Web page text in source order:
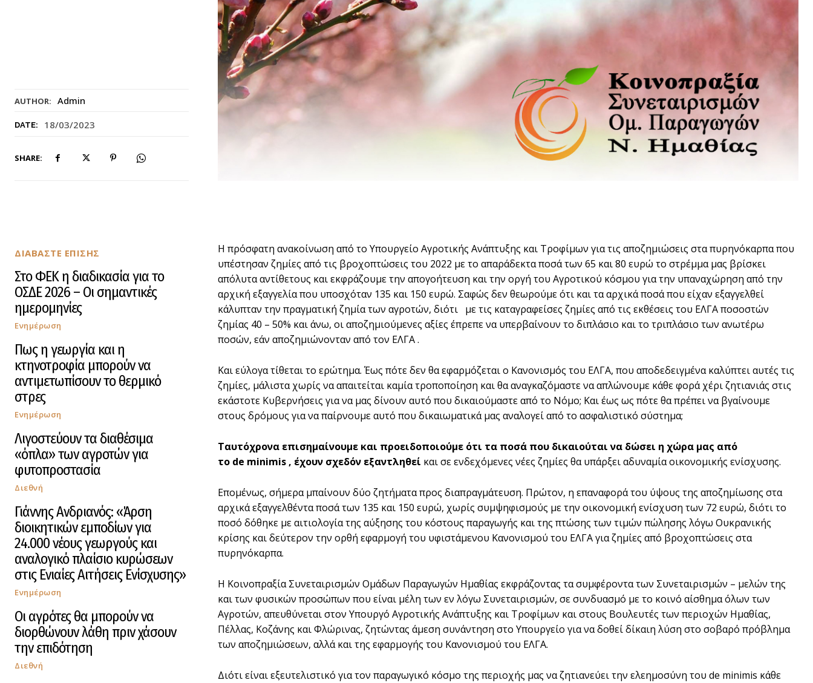
AUTHOR: Admin
DATE: 18/03/2023
SHARE:
ΔΙΑΒΑΣΤΕ ΕΠΙΣΗΣ
Στο ΦΕΚ η διαδικασία για το
ΟΣΔΕ 2026 – Οι σημαντικές
ημερομηνίες
Ενημέρωση
Πως η γεωργία και η
κτηνοτροφία μπορούν να
αντιμετωπίσουν το θερμικό
στρες
Ενημέρωση
Λιγοστεύουν τα διαθέσιμα
«όπλα» των αγροτών για
φυτοπροστασία
Διεθνή
Γιάννης Ανδριανός: «Άρση
διοικητικών εμποδίων για
24.000 νέους γεωργούς και
αναλογικό πλαίσιο κυρώσεων
στις Ενιαίες Αιτήσεις Ενίσχυσης»
Ενημέρωση
Οι αγρότες θα μπορούν να
διορθώνουν λάθη πριν χάσουν
την επιδότηση
Διεθνή
Η πρόσφατη ανακοίνωση από το Υπουργείο Αγροτικής Ανάπτυξης και Τροφίμων για τις αποζημιώσεις στα πυρηνόκαρπα που
υπέστησαν ζημίες από τις βροχοπτώσεις του 2022 με το απαράδεκτα ποσά των 65 και 80 ευρώ το στρέμμα μας βρίσκει
απόλυτα αντίθετους και εκφράζουμε την απογοήτευση και την οργή του Αγροτικού κόσμου για την υπαναχώρηση από την
αρχική εξαγγελία που υποσχόταν 135 και 150 ευρώ. Σαφώς δεν θεωρούμε ότι και τα αρχικά ποσά που είχαν εξαγγελθεί
κάλυπταν την πραγματική ζημία των αγροτών, διότι με τις καταγραφείσες ζημίες από τις εκθέσεις του ΕΛΓΑ ποσοστών
ζημίας 40 – 50% και άνω, οι αποζημιούμενες αξίες έπρεπε να υπερβαίνουν το διπλάσιο και το τριπλάσιο των ανωτέρω
ποσών, εάν αποζημιώνονταν από τον ΕΛΓΑ .
Και εύλογα τίθεται το ερώτημα. Έως πότε δεν θα εφαρμόζεται ο Κανονισμός του ΕΛΓΑ, που αποδεδειγμένα καλύπτει αυτές τις
ζημίες, μάλιστα χωρίς να απαιτείται καμία τροποποίηση και θα αναγκαζόμαστε να απλώνουμε κάθε φορά χέρι ζητιανιάς στις
εκάστοτε Κυβερνήσεις για να μας δίνουν αυτό που δικαιούμαστε από το Νόμο; Και έως ως πότε θα πρέπει να βγαίνουμε
στους δρόμους για να παίρνουμε αυτό που δικαιωματικά μας αναλογεί από το ασφαλιστικό σύστημα;
Ταυτόχρονα επισημαίνουμε και προειδοποιούμε ότι τα ποσά που δικαιούται να δώσει η χώρα μας από
το de minimis , έχουν σχεδόν εξαντληθεί και σε ενδεχόμενες νέες ζημίες θα υπάρξει αδυναμία οικονομικής ενίσχυσης.
Επομένως, σήμερα μπαίνουν δύο ζητήματα προς διαπραγμάτευση. Πρώτον, η επαναφορά του ύψους της αποζημίωσης στα
αρχικά εξαγγελθέντα ποσά των 135 και 150 ευρώ, χωρίς συμψηφισμούς με την οικονομική ενίσχυση των 72 ευρώ, διότι το
ποσό δόθηκε με αιτιολογία της αύξησης του κόστους παραγωγής και της πτώσης των τιμών πώλησης λόγω Ουκρανικής
κρίσης και δεύτερον την ορθή εφαρμογή του υφιστάμενου Κανονισμού του ΕΛΓΑ για ζημίες από βροχοπτώσεις στα
πυρηνόκαρπα.
Η Κοινοπραξία Συνεταιρισμών Ομάδων Παραγωγών Ημαθίας εκφράζοντας τα συμφέροντα των Συνεταιρισμών – μελών της
και των φυσικών προσώπων που είναι μέλη των εν λόγω Συνεταιρισμών, σε συνδυασμό με το κοινό αίσθημα όλων των
Αγροτών, απευθύνεται στον Υπουργό Αγροτικής Ανάπτυξης και Τροφίμων και στους Βουλευτές των περιοχών Ημαθίας,
Πέλλας, Κοζάνης και Φλώρινας, ζητώντας άμεση συνάντηση στο Υπουργείο για να δοθεί δίκαιη λύση στο σοβαρό πρόβλημα
των αποζημιώσεων, αλλά και της εφαρμογής του Κανονισμού του ΕΛΓΑ.
Διότι είναι εξευτελιστικό για τον παραγωγικό κόσμο της περιοχής μας να ζητιανεύει την ελεημοσύνη του de minimis κάθε